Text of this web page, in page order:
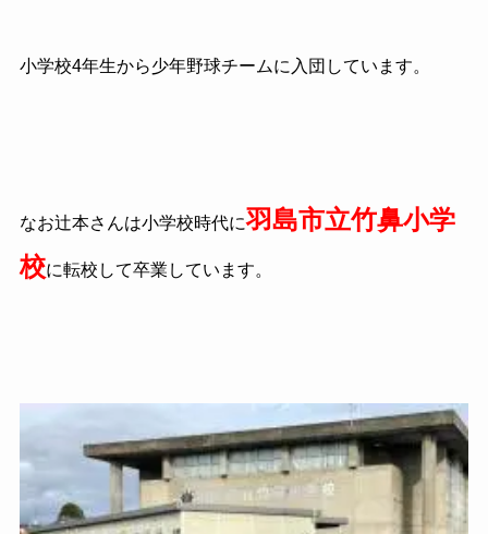
小学校4年生から少年野球チームに入団しています。
なお辻本さんは小学校時代に羽島市立竹鼻小学
校に転校して卒業しています。